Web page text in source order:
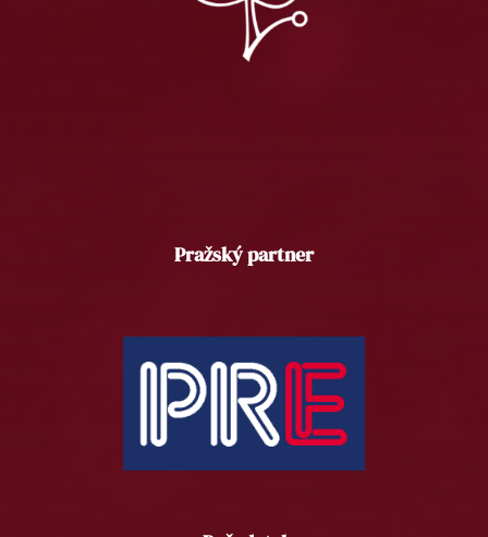
Pražský partner